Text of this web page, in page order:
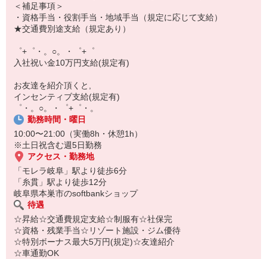
【スマホ面接実施中】
￣￣￣￣￣￣￣￣￣
自宅に居ながらスマホでカンタン面接OK！
オンライン面談なのでスピード対応。
即日登録もOK♪
気になった方はお気軽にご相談ください！
＜補足事項＞
・資格手当・役割手当・地域手当（規定に応じて支給）
★交通費別途支給（規定あり）
゜+゜・。○。・゜+゜
入社祝い金10万円支給(規定有)
お友達を紹介頂くと,
インセンティブ支給(規定有)
゜・。○。・゜+゜・。
勤務時間・曜日
10:00〜21:00（実働8h・休憩1h）
※土日祝含む週5日勤務
アクセス・勤務地
「モレラ岐阜」駅より徒歩6分
「糸貫」駅より徒歩12分
岐阜県本巣市のsoftbankショップ
待遇
☆昇給☆交通費規定支給☆制服有☆社保完
☆資格・残業手当☆リゾート施設・ジム優待
☆特別ボーナス最大5万円(規定)☆友達紹介
☆車通勤OK